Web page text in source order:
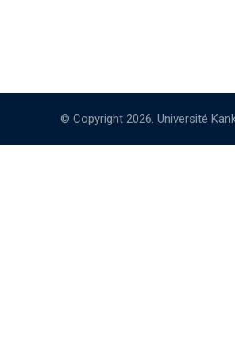
© Copyright 2026. Université